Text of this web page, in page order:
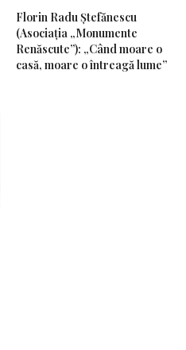
Florin Radu Ștefănescu
(Asociația „Monumente
Renăscute”): „Când moare o
casă, moare o întreagă lume”